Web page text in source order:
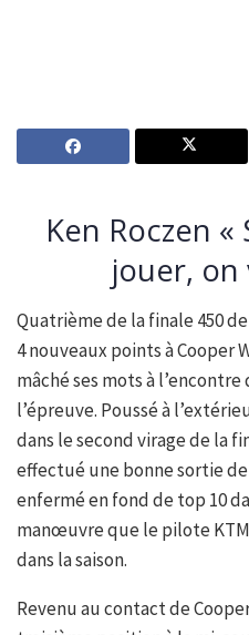
Ken Roczen
jouer, on
Quatrième de la finale 450
4 nouveaux points à Cooper
mâché ses mots à
l’épreuve. Poussé à
dans le second virage de la
effectué une bonne sortie
enfermé en fond de top 10
manœuvre que le pilote
dans la saison.
Revenu au contact de